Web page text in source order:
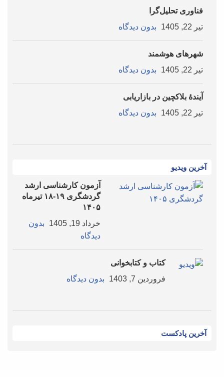
فناوری تحلیل‌گرا
تیر 22, 1405
بدون دیدگاه
شهرهای هوشمند
تیر 22, 1405
بدون دیدگاه
آیندۀ بلاکچین در بازاریابی
تیر 22, 1405
بدون دیدگاه
آخرین ویدیو
آزمون کارشناسی ارشد
گردشگری ۱۹-۱۸ تیرماه
۱۴۰۵
خرداد 19, 1405
بدون
دیدگاه
کتاب و کتابخوانی
فروردین 7, 1403
بدون دیدگاه
آخرین پادکست